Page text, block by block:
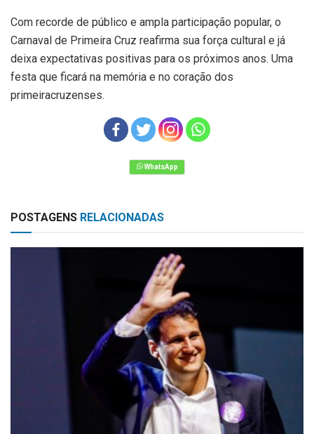
Com recorde de público e ampla participação popular, o
Carnaval de Primeira Cruz reafirma sua força cultural e já
deixa expectativas positivas para os próximos anos. Uma
festa que ficará na memória e no coração dos
primeiracruzenses.
POSTAGENS RELACIONADAS